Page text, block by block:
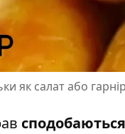
як салат або